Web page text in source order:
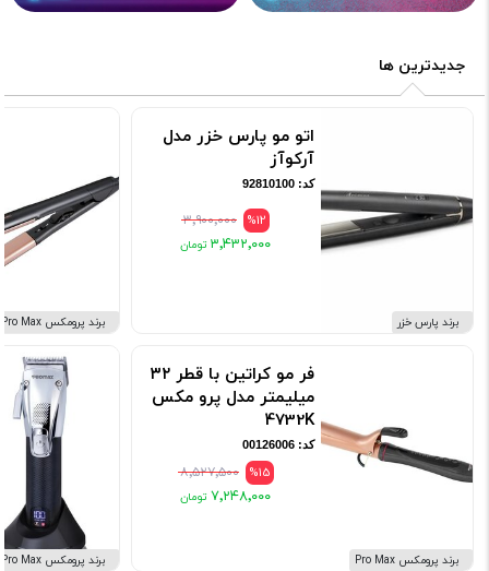
جدیدترین ها
برند پارس خزر
اتو مو پارس خزر مدل
آرکوآز
کد: 92810100
%12 ۳٬۹۰۰٬۰۰۰
۳٬۴۳۲٬۰۰۰
برند پرومکس Pro Max
فر مو کراتین با قطر ۳۲
میلیمتر مدل پرو مکس
4732K
کد: 00126006
%15 ۸٬۵۲۷٬۵۰۰
۷٬۲۴۸٬۰۰۰
برند پرومکس Pro Max
برند پرومکس Pro Max